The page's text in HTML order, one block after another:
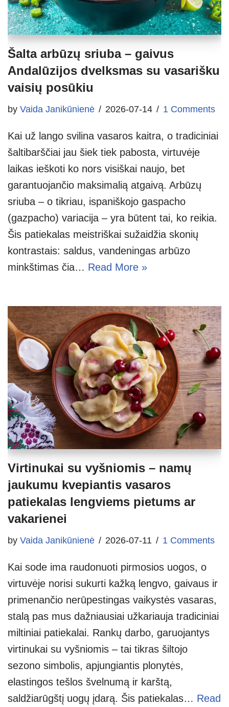
Šalta arbūzų sriuba – gaivus
Andalūzijos dvelksmas su vasarišku
vaisių posūkiu
by Vaida Janikūnienė 2026-07-14 1 Comments
Kai už lango svilina vasaros kaitra, o tradiciniai
šaltibarščiai jau šiek tiek pabosta, virtuvėje
laikas ieškoti ko nors visiškai naujo, bet
garantuojančio maksimalią atgaivą. Arbūzų
sriuba – o tikriau, ispaniškojo gaspacho
(gazpacho) variacija – yra būtent tai, ko reikia.
Šis patiekalas meistriškai sužaidžia skonių
kontrastais: saldus, vandeningas arbūzo
minkštimas čia… Read More »
Virtinukai su vyšniomis – namų
jaukumu kvepiantis vasaros
patiekalas lengviems pietums ar
vakarienei
by Vaida Janikūnienė 2026-07-11 1 Comments
Kai sode ima raudonuoti pirmosios uogos, o
virtuvėje norisi sukurti kažką lengvo, gaivaus ir
primenančio nerūpestingas vaikystės vasaras,
stalą pas mus dažniausiai užkariauja tradiciniai
miltiniai patiekalai. Rankų darbo, garuojantys
virtinukai su vyšniomis – tai tikras šiltojo
sezono simbolis, apjungiantis plonytės,
elastingos tešlos švelnumą ir karštą,
saldžiarūgštį uogų įdarą. Šis patiekalas… Read